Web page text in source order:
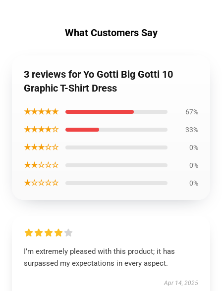
What Customers Say
3 reviews for Yo Gotti Big Gotti 10
Graphic T-Shirt Dress
★★★★★ 67%
★★★★☆ 33%
★★★☆☆ 0%
★★☆☆☆ 0%
★☆☆☆☆ 0%
I’m extremely pleased with this product; it has
surpassed my expectations in every aspect.
Apr 14, 2025